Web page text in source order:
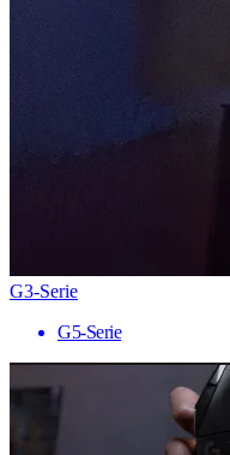
G3-Serie
G5-Serie